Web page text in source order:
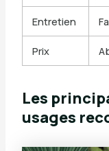
Entretien
Prix
Les
usages